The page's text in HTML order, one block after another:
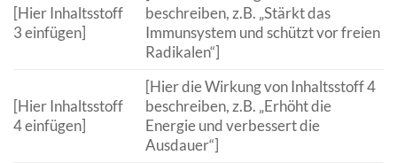
[Hier Inhaltsstoff
3 einfügen]
beschreiben, z.B. „Stärkt das
Immunsystem und schützt vor freien
Radikalen“]
[Hier Inhaltsstoff
4 einfügen]
[Hier die Wirkung von Inhaltsstoff 4
beschreiben, z.B. „Erhöht die
Energie und verbessert die
Ausdauer“]